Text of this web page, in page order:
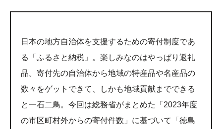
日本の地方自治体を支援するための寄付制度であ
る「ふるさと納税」。楽しみなのはやっぱり返礼
品。寄付先の自治体から地域の特産品や名産品の
数々をゲットできて、しかも地域貢献までできる
と一石二鳥。今回は総務省がまとめた「2023年度
の市区町村外からの寄付件数」に基づいて「徳島